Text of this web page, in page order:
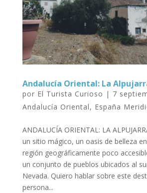
Andalucía Oriental: La
por El Turista Curioso | 7
Andalucía Oriental, España
ANDALUCÍA ORIENTAL: LA
un sitio mágico, un oasis de belleza
región geográficamente poco
un conjunto de pueblos ubicados al
Nevada. Quiero hablar sobre este
persona...